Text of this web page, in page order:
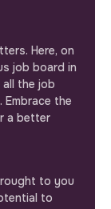
Here, on
job board in
the job
the
a better
to you
to